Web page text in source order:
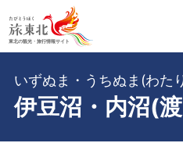
伊豆沼・内沼(
いずぬま・うちぬま(わた